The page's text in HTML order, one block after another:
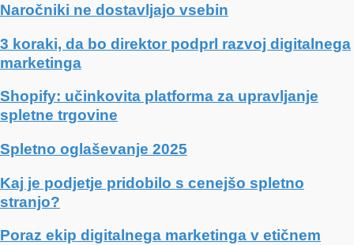
Naročniki ne dostavljajo vsebin
3 koraki, da bo direktor podprl razvoj digitalnega
marketinga
Shopify: učinkovita platforma za upravljanje
spletne trgovine
Spletno oglaševanje 2025
Kaj je podjetje pridobilo s cenejšo spletno
stranjo?
Poraz ekip digitalnega marketinga v etičnem